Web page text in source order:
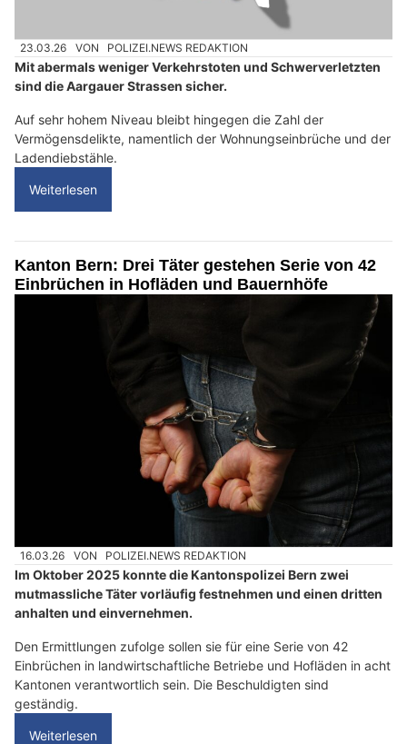
23.03.26 VON POLIZEI.NEWS REDAKTION
Mit abermals weniger Verkehrstoten und Schwerverletzten
sind die Aargauer Strassen sicher.
Auf sehr hohem Niveau bleibt hingegen die Zahl der
Vermögensdelikte, namentlich der Wohnungseinbrüche und der
Ladendiebstähle.
Weiterlesen
Kanton Bern: Drei Täter gestehen Serie von 42
Einbrüchen in Hofläden und Bauernhöfe
16.03.26 VON POLIZEI.NEWS REDAKTION
Im Oktober 2025 konnte die Kantonspolizei Bern zwei
mutmassliche Täter vorläufig festnehmen und einen dritten
anhalten und einvernehmen.
Den Ermittlungen zufolge sollen sie für eine Serie von 42
Einbrüchen in landwirtschaftliche Betriebe und Hofläden in acht
Kantonen verantwortlich sein. Die Beschuldigten sind
geständig.
Weiterlesen